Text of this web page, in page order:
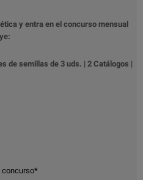
y entra en el concurso mensual
de semillas de 3 uds. | 2 Catálogos |
concurso*